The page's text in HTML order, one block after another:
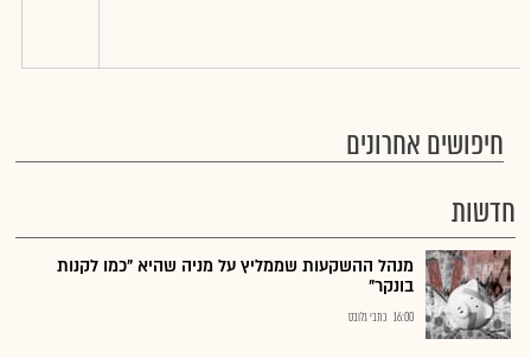
חיפושים אחרונים
חדשות
מנהל ההשקעות שממליץ על מניה שהיא "כמו לקנות
בונקר"
16:00 כתבי גלובס